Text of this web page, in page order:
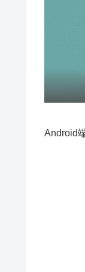
Android